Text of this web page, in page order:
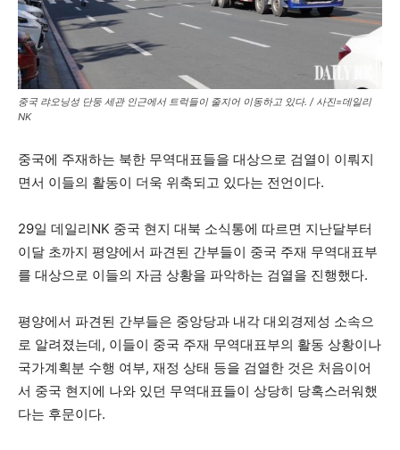
중국 랴오닝성 단둥 세관 인근에서 트럭들이 줄지어 이동하고 있다. / 사진=데일리
NK
중국에 주재하는 북한 무역대표들을 대상으로 검열이 이뤄지
면서 이들의 활동이 더욱 위축되고 있다는 전언이다.
29일 데일리NK 중국 현지 대북 소식통에 따르면 지난달부터
이달 초까지 평양에서 파견된 간부들이 중국 주재 무역대표부
를 대상으로 이들의 자금 상황을 파악하는 검열을 진행했다.
평양에서 파견된 간부들은 중앙당과 내각 대외경제성 소속으
로 알려졌는데, 이들이 중국 주재 무역대표부의 활동 상황이나
국가계획분 수행 여부, 재정 상태 등을 검열한 것은 처음이어
서 중국 현지에 나와 있던 무역대표들이 상당히 당혹스러워했
다는 후문이다.